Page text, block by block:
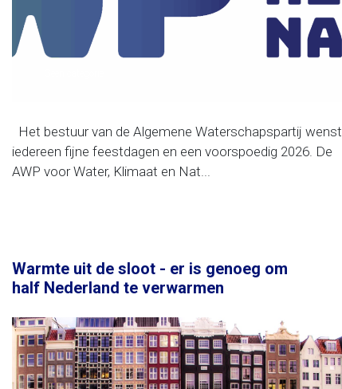
Het bestuur van de Algemene Waterschapspartij wenst
iedereen fijne feestdagen en een voorspoedig 2026. De
AWP voor Water, Klimaat en Nat...
Warmte uit de sloot - er is genoeg om
half Nederland te verwarmen